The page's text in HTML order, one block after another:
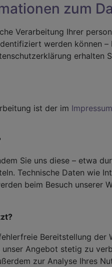
zum
Verarbeitung Ihrer
werden können –
erhalten
ist der im Impressum
Sie uns diese – etwa
Technische Daten wie
beim Besuch unserer
Bereitstellung der
Angebot stetig zu
zur Analyse Ihres